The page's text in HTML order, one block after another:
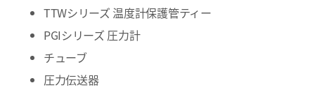
TTWシリーズ 温度計保護管ティー
PGIシリーズ 圧力計
チューブ
圧力伝送器